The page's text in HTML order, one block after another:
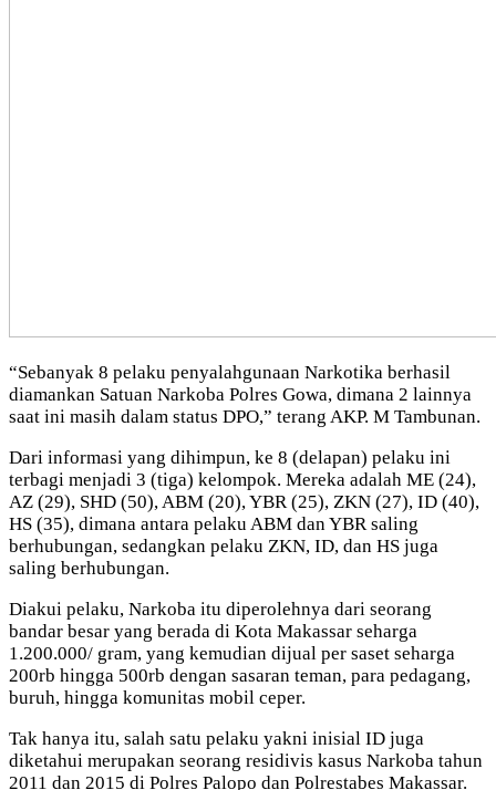
“Sebanyak 8 pelaku penyalahgunaan Narkotika berhasil
diamankan Satuan Narkoba Polres Gowa, dimana 2 lainnya
saat ini masih dalam status DPO,” terang AKP. M Tambunan.
Dari informasi yang dihimpun, ke 8 (delapan) pelaku ini
terbagi menjadi 3 (tiga) kelompok. Mereka adalah ME (24),
AZ (29), SHD (50), ABM (20), YBR (25), ZKN (27), ID (40),
HS (35), dimana antara pelaku ABM dan YBR saling
berhubungan, sedangkan pelaku ZKN, ID, dan HS juga
saling berhubungan.
Diakui pelaku, Narkoba itu diperolehnya dari seorang
bandar besar yang berada di Kota Makassar seharga
1.200.000/ gram, yang kemudian dijual per saset seharga
200rb hingga 500rb dengan sasaran teman, para pedagang,
buruh, hingga komunitas mobil ceper.
Tak hanya itu, salah satu pelaku yakni inisial ID juga
diketahui merupakan seorang residivis kasus Narkoba tahun
2011 dan 2015 di Polres Palopo dan Polrestabes Makassar.